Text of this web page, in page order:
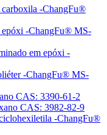
carboxila -ChangFu®
epóxi -ChangFu® MS-
em epóxi -
-ChangFu® MS-
CAS: 3390-61-2
CAS: 3982-82-9
-ChangFu®